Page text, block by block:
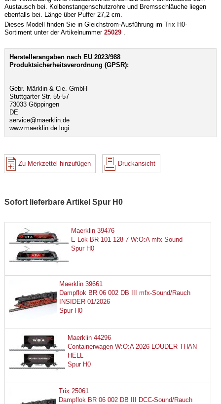
Austausch bei. Kolbenstangenschutzrohre und Bremsschläuche liegen
ebenfalls bei. Länge über Puffer 27,2 cm.
Dieses Modell finden Sie in Gleichstrom-Ausführung im Trix H0-
Sortiment unter der Artikelnummer 25029.
Herstellerangaben nach EU 2023/988
Produktsicherheitsverordnung (GPSR):
Gebr. Märklin & Cie. GmbH
Stuttgarter Str. 55-57
73033 Göppingen
DE
service@maerklin.de
www.maerklin.de logi
Zu Merkzettel hinzufügen Druckansicht
Sofort lieferbare Artikel Spur H0
Maerklin 39476
E-Lok BR 101 128-7 W:O:A mfx-Sound
Spur H0
Maerklin 39661
Dampflok BR 06 002 DB III mfx-Sound/Rauch
INSIDER 01/2026
Spur H0
Maerklin 44296
Containerwagen W:O:A 2026 LOUDER THAN
HELL
Spur H0
Trix 25061
Dampflok BR 06 002 DB III DCC-Sound/Rauch